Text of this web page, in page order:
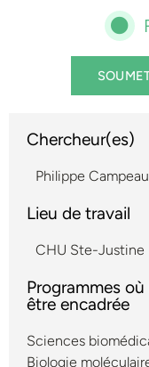
Chercheur(es)
Philippe
Lieu de travail
CHU Ste-Justine
Programmes
être encadrée
Sciences
Biologie